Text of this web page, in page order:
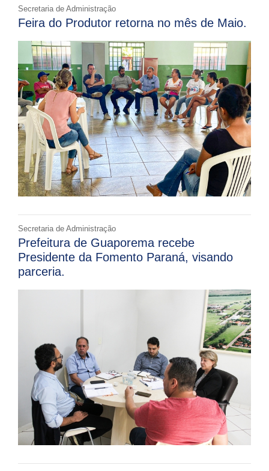
Secretaria de Administração
Feira do Produtor retorna no mês de Maio.
Secretaria de Administração
Prefeitura de Guaporema recebe
Presidente da Fomento Paraná, visando
parceria.